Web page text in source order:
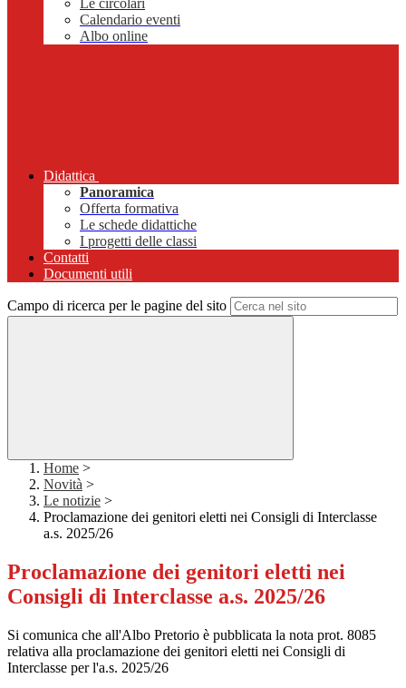
Le circolari
Calendario eventi
Albo online
Didattica
Panoramica
Offerta formativa
Le schede didattiche
I progetti delle classi
Contatti
Documenti utili
Campo di ricerca per le pagine del sito
Home >
Novità >
Le notizie >
Proclamazione dei genitori eletti nei Consigli di Interclasse
a.s. 2025/26
Proclamazione dei genitori eletti nei
Consigli di Interclasse a.s. 2025/26
Si comunica che all'Albo Pretorio è pubblicata la nota prot. 8085
relativa alla proclamazione dei genitori eletti nei Consigli di
Interclasse per l'a.s. 2025/26